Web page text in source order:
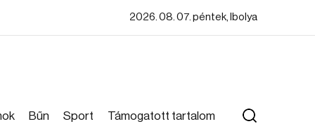
2026. 08. 07. péntek, Ibolya
Bűn Sport Támogatott tartalom